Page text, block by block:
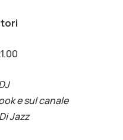
e sul canale
Jazz